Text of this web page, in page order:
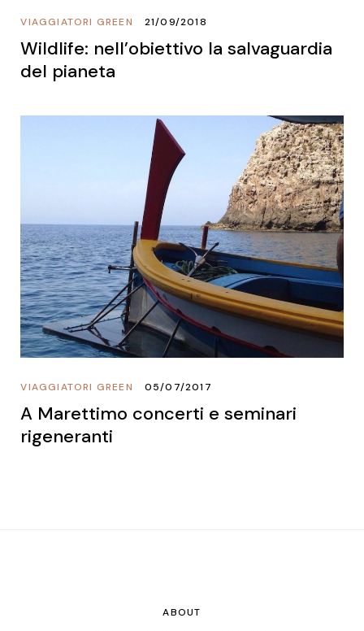
VIAGGIATORI GREEN 21/09/2018
Wildlife: nell’obiettivo la salvaguardia
del pianeta
VIAGGIATORI GREEN 05/07/2017
A Marettimo concerti e seminari
rigeneranti
ABOUT